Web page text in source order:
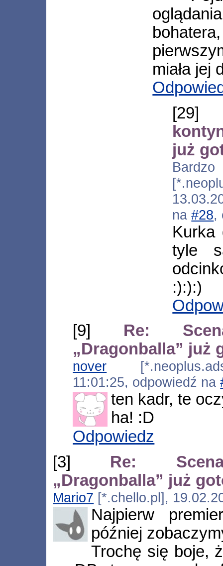
miała jej
już
na#28,
Kurka
tyle
:):):)
[9] Re:
„Dragonballa” już
nover
11:01:25, odpowiedź na
ten kadr, te
ha! :D
Odpowiedz
[3] Re:
„Dragonballa” już
Mario7 [*.chello.pl],
Najpierw
później
Trochę się boje,